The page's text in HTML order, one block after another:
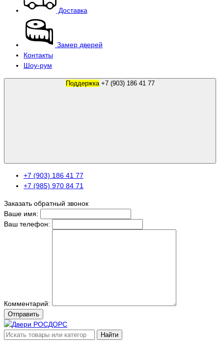
Доставка
Замер дверей
Контакты
Шоу-рум
Поддержка +7 (903) 186 41 77
+7 (903) 186 41 77
+7 (985) 970 84 71
Заказать обратный звонок
Ваше имя:
Ваш телефон:
Комментарий:
Отправить
Найти